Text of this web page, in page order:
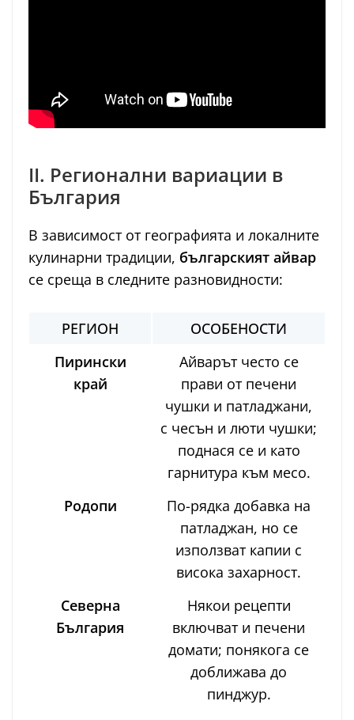
II. Регионални вариации в
България
В зависимост от географията и локалните
кулинарни традиции, българският айвар
се среща в следните разновидности:
РЕГИОН
ОСОБЕНОСТИ
Пирински
край
Айварът често се
прави от печени
чушки и патладжани,
с чесън и люти чушки;
поднася се и като
гарнитура към месо.
Родопи
По-рядка добавка на
патладжан, но се
използват капии с
висока захарност.
Северна
България
Някои рецепти
включват и печени
домати; понякога се
доближава до
пинджур.